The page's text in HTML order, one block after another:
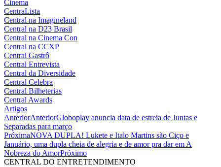
Cinema
CentraLista
Central na Imagineland
Central na D23 Brasil
Central na Cinema Con
Central na CCXP
Central Gastrô
Central Entrevista
Central da Diversidade
Central Celebra
Central Bilheterias
Central Awards
Artigos
AnteriorAnteriorGloboplay anuncia data de estreia de Juntas e
Separadas para março
PróximaNOVA DUPLA! Lukete e Italo Martins são Ciço e
Januário, uma dupla cheia de alegria e de amor pra dar em A
Nobreza do AmorPróximo
CENTRAL DO ENTRETENDIMENTO